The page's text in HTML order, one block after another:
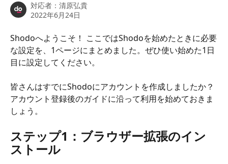
対応者： 清原弘貴
2022年6月24日
Shodoへようこそ！ ここではShodoを始めたときに必要
な設定を、1ページにまとめました。ぜひ使い始めた1日
目に設定してください。
皆さんはすでにShodoにアカウントを作成しましたか？
アカウント登録後のガイドに沿って利用を始めておきま
しょう。
ステップ1：ブラウザー拡張のイン
ストール